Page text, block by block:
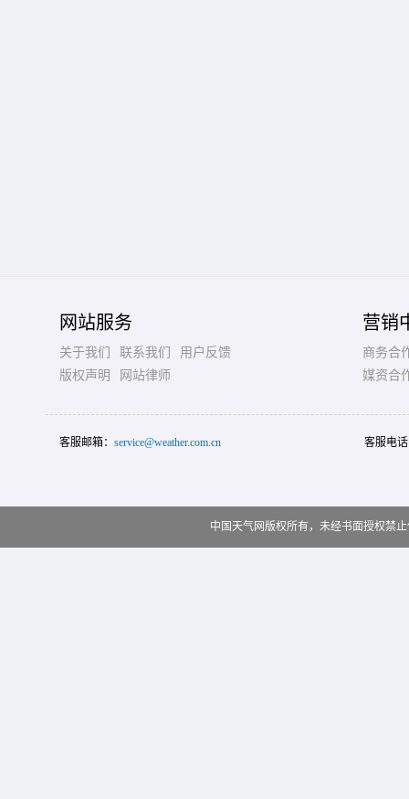
网站服务
关于我们 联系我们
用户反馈
版权声明
网站律师
营销
商务合
媒资合
客服邮箱： service@weather.com.cn 客服电
中国天气网版权所有，未经书面授权